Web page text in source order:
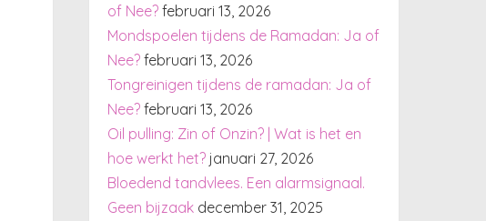
of Nee? februari 13, 2026
Mondspoelen tijdens de Ramadan: Ja of
Nee? februari 13, 2026
Tongreinigen tijdens de ramadan: Ja of
Nee? februari 13, 2026
Oil pulling: Zin of Onzin? | Wat is het en
hoe werkt het? januari 27, 2026
Bloedend tandvlees. Een alarmsignaal.
Geen bijzaak december 31, 2025